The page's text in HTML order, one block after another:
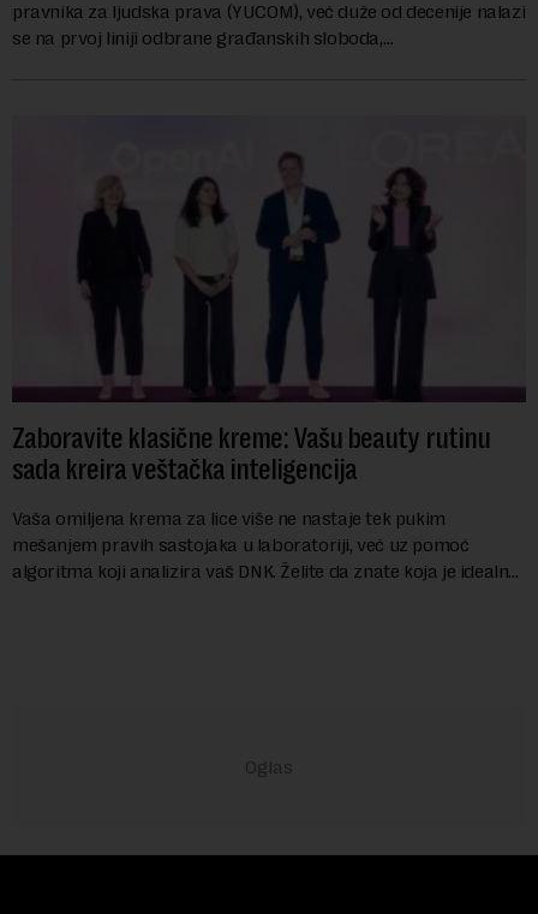
pravnika za ljudska prava (YUCOM), već duže od decenije nalazi
se na prvoj liniji odbrane građanskih sloboda,
Zaboravite klasične kreme: Vašu beauty rutinu
sada kreira veštačka inteligencija
Vaša omiljena krema za lice više ne nastaje tek pukim
mešanjem pravih sastojaka u laboratoriji, već uz pomoć
algoritma koji analizira vaš DNK. Želite da znate koja je idealna